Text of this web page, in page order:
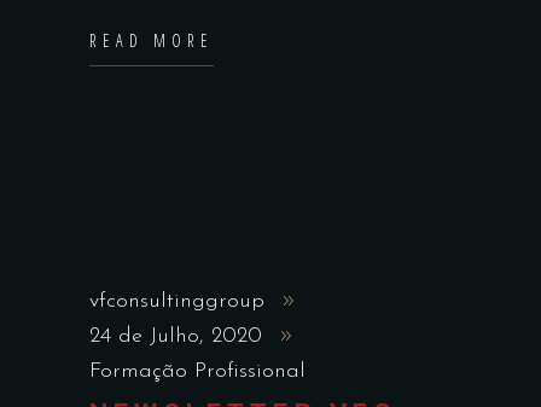
READ MORE
vfconsultinggroup
24 de Julho, 2020
Formação Profissional